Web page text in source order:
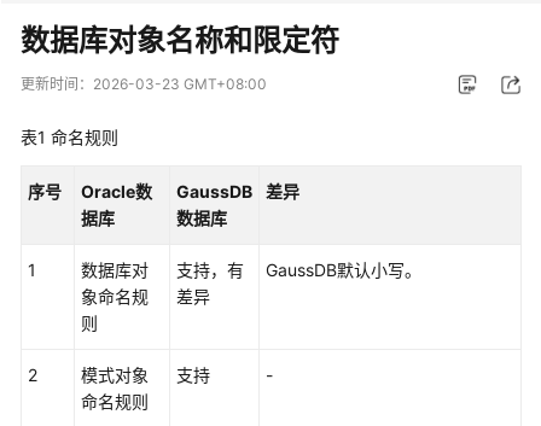
最
新
动
务
数据库对象名称和限定符
更新时间： 2026-03-23 GMT+08:00
表1 命名规则
序号
Oracle数
据库
GaussDB
数据库
差异
1
数据库对
象命名规
则
支持，有
差异
GaussDB默认小写。
2
模式对象
命名规则
支持 -